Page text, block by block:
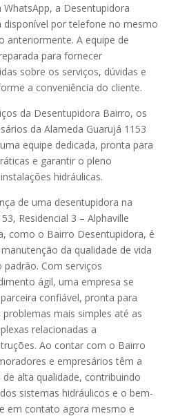
a Desentupidora
por telefone no mesmo
anteriormente. A equipe de
para fornecer
sobre os serviços, dúvidas e
a conveniência do cliente.
da Desentupidora Bairro, os
da Alameda Guarujá 1153
equipe dedicada, pronta para
e garantir o pleno
hidráulicas.
de uma desentupidora na
Residencial 3 – Alphaville
como o Bairro Desentupidora, é
da qualidade de vida
Com serviços
ágil, uma empresa se
confiável, pronta para
mais simples até as
relacionadas a
Ao contar com o Bairro
e empresários têm a
de alta qualidade, contribuindo
sistemas hidráulicos e o bem-
em contato agora mesmo e